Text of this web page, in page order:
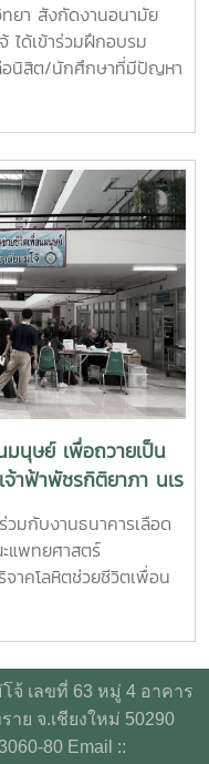
สังกัดงานอนามัย
ด้เข้าร่วมฝึกอบรม
อนิสิต/นักศึกษาที่มีปัญหา
ย ชั้น 1 กองพัฒนานิสิต
อข่ายสมาคมอุดมศึกษา
รมครั้งนี้มุ่งเน้นการ
ารดูแลนิสิตนักศึกษา
พจิต: เรียนรู้แนวโน้ม
งและประเมินสุขภาพจิต
21, PHQ-9 และ
าทิ การฟังอย่างตั้งรับ
และการ
First Aid: PFA)
และการส่งต่อกรณี
างการแพทย์ ตลอดจน
วันที่สองของการอบรม
หาวิทยาลัย เช่น ภาวะ
ความรุนแรง และการก
วมถึงการออกแบบ
นทางใจ (Resilience)
รดูแลสุขภาพจิตของ
ต่อตนเอง (Self-
Health Talk" เพื่อแลก
ร่วมหาแนวทางพัฒนา
นุษย์ เพื่อถวายเป็น
จ้าฟ้าพัชรกิติยาภา นเร
สิริพัชร มหาวัชรราช
กับงานธนาคารเลือด
แพทยศาสตร์
าคโลหิตช่วยชีวิตเพื่อน
ราช สาริณีสิริพัชร มหา
ารอำนวย ยศสุข
จกรรมด้านจิตอาสา ครั้ง
ประสงค์บริจาคโลหิต
เลขที่ 63 หมู่ 4 อาคาร
ย จ.เชียงใหม่ 50290
80 Email ::